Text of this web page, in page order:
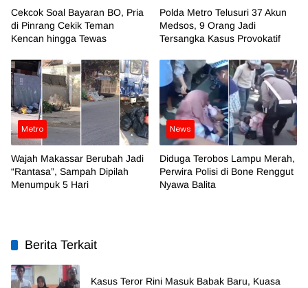
Cekcok Soal Bayaran BO, Pria
di Pinrang Cekik Teman
Kencan hingga Tewas
Polda Metro Telusuri 37 Akun
Medsos, 9 Orang Jadi
Tersangka Kasus Provokatif
Metro
Wajah Makassar Berubah Jadi
“Rantasa”, Sampah Dipilah
Menumpuk 5 Hari
News
Diduga Terobos Lampu Merah,
Perwira Polisi di Bone Renggut
Nyawa Balita
Berita Terkait
Kasus Teror Rini Masuk Babak Baru, Kuasa